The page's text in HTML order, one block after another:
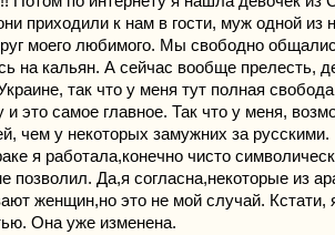
приходили к нам в гости, муж одной из
моего любимого. Мы свободно
на кальян. А сейчас вообще прелесть,
так что у меня тут полная
и это самое главное. Так что у меня,
чем у некоторых замужних за русскими.
я работала,конечно чисто
позволил. Да,я согласна,некоторые из
женщин,но это не мой случай. Кстати,
Она уже изменена.